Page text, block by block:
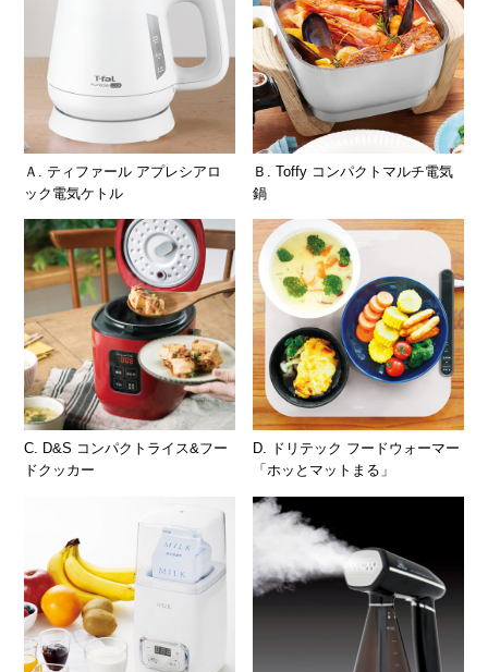
Ａ. ティファール アプレシアロ
ック電気ケトル
Ｂ. Toffy コンパクトマルチ電気
鍋
C. D&S コンパクトライス&フー
ドクッカー
D. ドリテック フードウォーマー
「ホッとマットまる」